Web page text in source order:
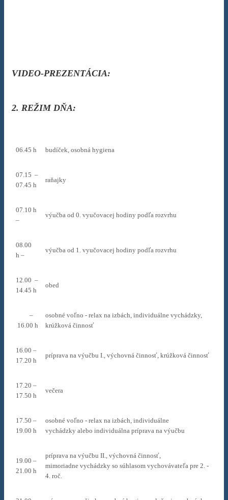
VIDEO-PREZENTÁCIA:
2. REŽIM DŇA:
06.45 h budíček, osobná hygiena
07.15 –
07.45 h
raňajky
07.10 h
–
výučba od 0. vyučovacej hodiny podľa rozvrhu
08.00
h –
výučba od 1. vyučovacej hodiny podľa rozvrhu
12.00 –
14.45 h
obed
–
16.00 h
osobné voľno - relax na izbách, individuálne vychádzky,
krúžková činnosť
16.00 –
17.20 h
príprava na výučbu I., výchovná činnosť, krúžková činnosť
17.20 –
17.50 h
večera
17.50 –
19.00 h
osobné voľno - relax na izbách, individuálne
vychádzky alebo individuálna príprava na výučbu
19.00 –
21.00 h
príprava na výučbu II., výchovná činnosť,
mimoriadne vychádzky so súhlasom vychovávateľa pre 2. -
4. roč.